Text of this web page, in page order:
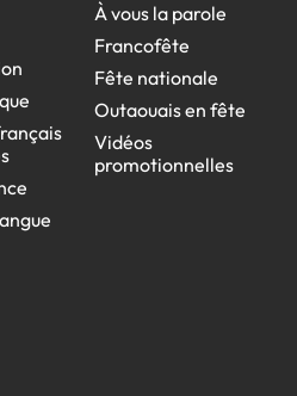
À vous la parole
Francofête
Fête nationale
Outaouais en fête
Vidéos
promotionnelles